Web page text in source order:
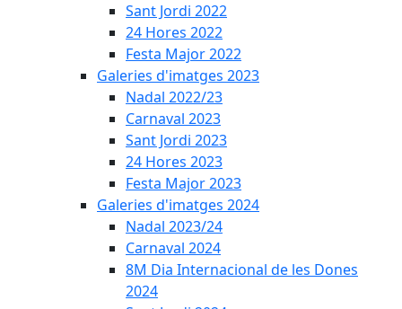
Sant Jordi 2022
24 Hores 2022
Festa Major 2022
Galeries d'imatges 2023
Nadal 2022/23
Carnaval 2023
Sant Jordi 2023
24 Hores 2023
Festa Major 2023
Galeries d'imatges 2024
Nadal 2023/24
Carnaval 2024
8M Dia Internacional de les Dones
2024